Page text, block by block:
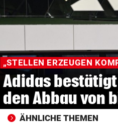
„STELLEN ERZEUGEN
Adidas
den Abbau von
ÄHNLICHE THEMEN